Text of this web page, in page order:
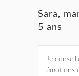
Sara,
5 ans
Je
émotions